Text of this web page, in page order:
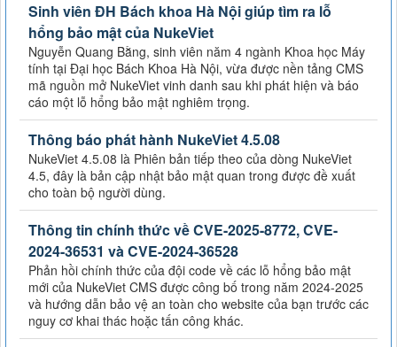
Sinh viên ĐH Bách khoa Hà Nội giúp tìm ra lỗ
hổng bảo mật của NukeViet
Nguyễn Quang Bằng, sinh viên năm 4 ngành Khoa học Máy
tính tại Đại học Bách Khoa Hà Nội, vừa được nền tảng CMS
mã nguồn mở NukeViet vinh danh sau khi phát hiện và báo
cáo một lỗ hổng bảo mật nghiêm trọng.
Thông báo phát hành NukeViet 4.5.08
NukeViet 4.5.08 là Phiên bản tiếp theo của dòng NukeViet
4.5, đây là bản cập nhật bảo mật quan trong được đề xuất
cho toàn bộ người dùng.
Thông tin chính thức về CVE-2025-8772, CVE-
2024-36531 và CVE-2024-36528
Phản hồi chính thức của đội code về các lỗ hổng bảo mật
mới của NukeViet CMS được công bố trong năm 2024-2025
và hướng dẫn bảo vệ an toàn cho website của bạn trước các
nguy cơ khai thác hoặc tấn công khác.